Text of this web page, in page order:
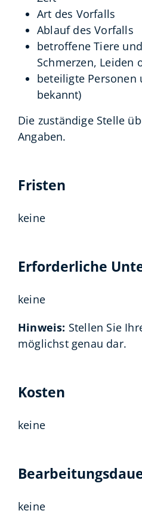
Art des Vorfalls
Ablauf des Vorfalls
betroffene Tiere
Schmerzen, Leiden
beteiligte Personen
bekannt)
Die zuständige Stelle
Angaben.
Fristen
keine
Erforderliche
keine
Hinweis: Stellen Sie
möglichst genau dar.
Kosten
keine
keine